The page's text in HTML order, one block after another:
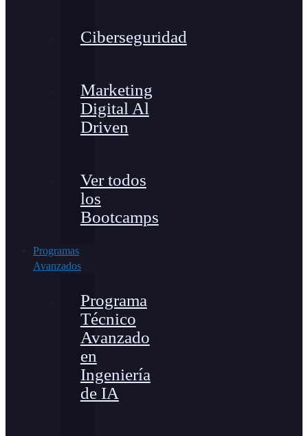
Ciberseguridad
Marketing
Digital Al
Driven
Ver todos
los
Bootcamps
Programas
Avanzados
Programa
Técnico
Avanzado
en
Ingeniería
de IA